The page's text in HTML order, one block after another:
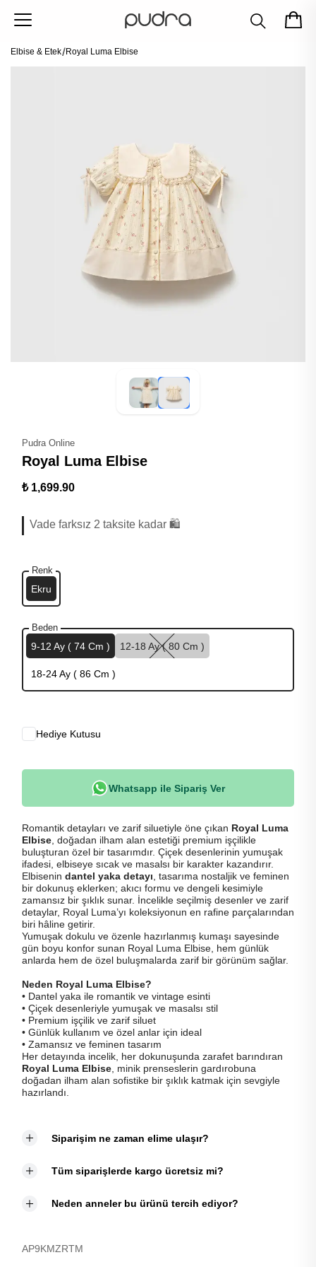
Elbise & Etek Royal Luma Elbise
Pudra Online
Royal Luma Elbise
₺ 1,699.90
Vade farksız 2 taksite kadar 🛍️
Renk
Ekru
Beden
9-12 Ay ( 74 Cm ) 12-18 Ay ( 80 Cm )
18-24 Ay ( 86 Cm )
Hediye Kutusu
Whatsapp ile Sipariş Ver
Romantik detayları ve zarif siluetiyle öne çıkan Royal Luma
Elbise, doğadan ilham alan estetiği premium işçilikle
buluşturan özel bir tasarımdır. Çiçek desenlerinin yumuşak
ifadesi, elbiseye sıcak ve masalsı bir karakter kazandırır.
Elbisenin dantel yaka detayı, tasarıma nostaljik ve feminen
bir dokunuş eklerken; akıcı formu ve dengeli kesimiyle
zamansız bir şıklık sunar. İncelikle seçilmiş desenler ve zarif
detaylar, Royal Luma’yı koleksiyonun en rafine parçalarından
biri hâline getirir.
Yumuşak dokulu ve özenle hazırlanmış kumaşı sayesinde
gün boyu konfor sunan Royal Luma Elbise, hem günlük
anlarda hem de özel buluşmalarda zarif bir görünüm sağlar.
Neden Royal Luma Elbise?
• Dantel yaka ile romantik ve vintage esinti
• Çiçek desenleriyle yumuşak ve masalsı stil
• Premium işçilik ve zarif siluet
• Günlük kullanım ve özel anlar için ideal
• Zamansız ve feminen tasarım
Her detayında incelik, her dokunuşunda zarafet barındıran
Royal Luma Elbise, minik prenseslerin gardırobuna
doğadan ilham alan sofistike bir şıklık katmak için sevgiyle
hazırlandı.
Siparişim ne zaman elime ulaşır?
Tüm siparişlerde kargo ücretsiz mi?
Neden anneler bu ürünü tercih ediyor?
AP9KMZRTM